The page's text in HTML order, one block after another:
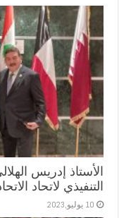
الأستاذ إدريس
التنفيذي لاتحاد
10 يوليو,2023